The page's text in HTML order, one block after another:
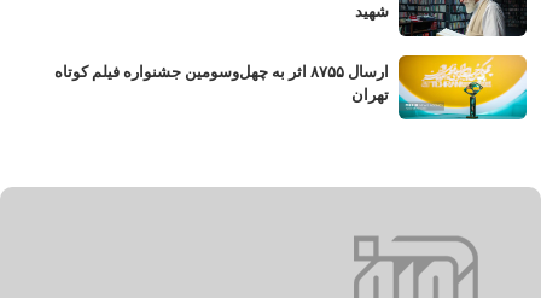
شهید
ارسال ۸۷۵۵ اثر به چهل‌وسومین جشنواره فیلم کوتاه
تهران